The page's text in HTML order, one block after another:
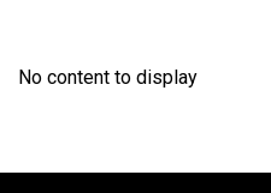
No content to display